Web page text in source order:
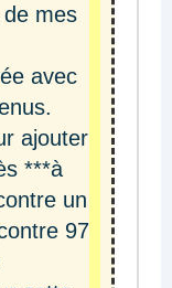
mes
avec
ajouter
***à
un
97